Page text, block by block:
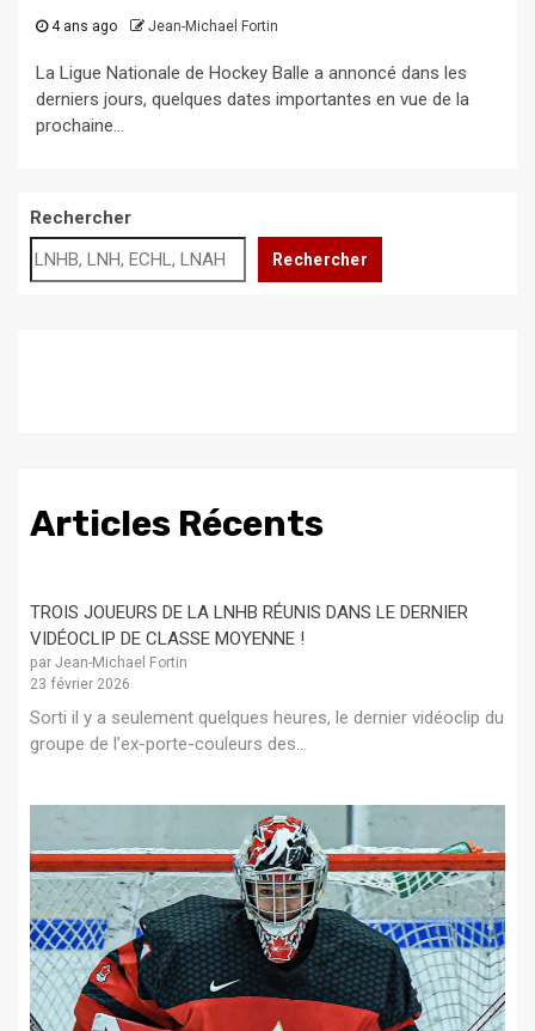
4 ans ago Jean-Michael Fortin
La Ligue Nationale de Hockey Balle a annoncé dans les
derniers jours, quelques dates importantes en vue de la
prochaine...
Rechercher
Rechercher
Articles Récents
TROIS JOUEURS DE LA LNHB RÉUNIS DANS LE DERNIER
VIDÉOCLIP DE CLASSE MOYENNE !
par Jean-Michael Fortin
23 février 2026
Sorti il y a seulement quelques heures, le dernier vidéoclip du
groupe de l’ex-porte-couleurs des...